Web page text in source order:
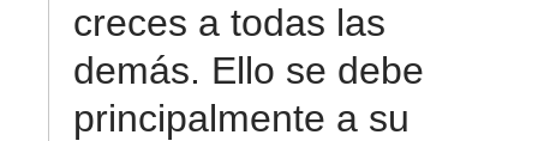
creces a todas las
demás. Ello se debe
principalmente a su